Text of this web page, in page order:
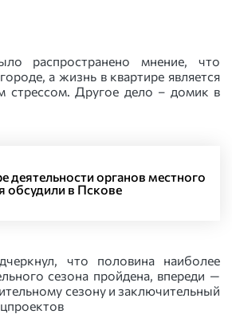
распространено мнение, что
а жизнь в квартире является
стрессом. Другое дело – домик в
деятельности органов местного
обсудили в Пскове
что половина наиболее
сезона пройдена, впереди —
сезону и заключительный